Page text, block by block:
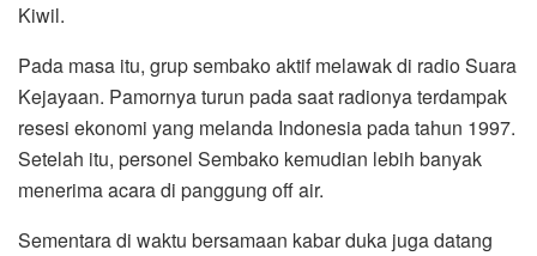
Kiwil.
Pada masa itu, grup sembako aktif melawak di radio Suara
Kejayaan. Pamornya turun pada saat radionya terdampak
resesi ekonomi yang melanda Indonesia pada tahun 1997.
Setelah itu, personel Sembako kemudian lebih banyak
menerima acara di panggung off air.
Sementara di waktu bersamaan kabar duka juga datang